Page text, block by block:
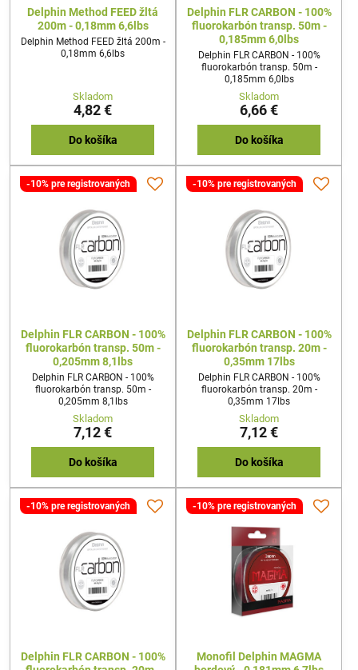
Delphin Method FEED žltá
200m - 0,18mm 6,6lbs
Delphin Method FEED žltá 200m -
0,18mm 6,6lbs
Skladom
4,82 €
Do košíka
Delphin FLR CARBON - 100%
fluorokarbón transp. 50m -
0,185mm 6,0lbs
Delphin FLR CARBON - 100%
fluorokarbón transp. 50m -
0,185mm 6,0lbs
Skladom
6,66 €
Do košíka
-10% pre registrovaných
Delphin FLR CARBON - 100%
fluorokarbón transp. 50m -
0,205mm 8,1lbs
Delphin FLR CARBON - 100%
fluorokarbón transp. 50m -
0,205mm 8,1lbs
Skladom
7,12 €
Do košíka
-10% pre registrovaných
Delphin FLR CARBON - 100%
fluorokarbón transp. 20m -
0,35mm 17lbs
Delphin FLR CARBON - 100%
fluorokarbón transp. 20m -
0,35mm 17lbs
Skladom
7,12 €
Do košíka
-10% pre registrovaných
Delphin FLR CARBON - 100%
-10% pre registrovaných
Monofil Delphin MAGMA